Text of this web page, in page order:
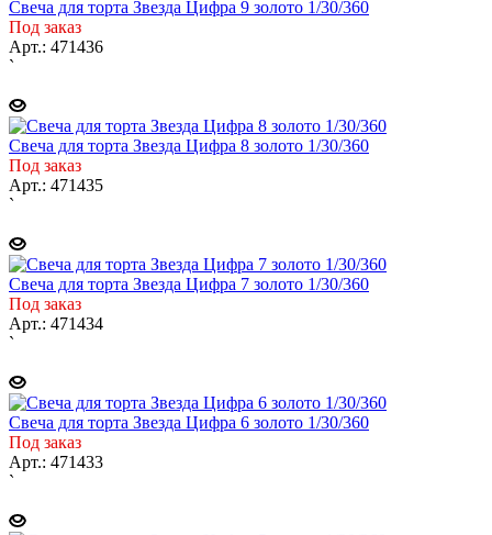
Свеча для торта Звезда Цифра 9 золото 1/30/360
Под заказ
Арт.: 471436
`
Свеча для торта Звезда Цифра 8 золото 1/30/360
Под заказ
Арт.: 471435
`
Свеча для торта Звезда Цифра 7 золото 1/30/360
Под заказ
Арт.: 471434
`
Свеча для торта Звезда Цифра 6 золото 1/30/360
Под заказ
Арт.: 471433
`